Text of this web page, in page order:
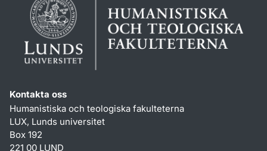
Kontakta oss
Humanistiska och teologiska fakulteterna
LUX, Lunds universitet
Box 192
221 00 LUND